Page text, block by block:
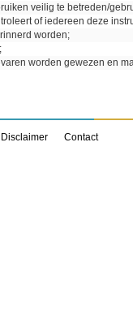
veilig te betreden/
of iedereen deze
worden;
worden gewezen en
Disclaimer Contact